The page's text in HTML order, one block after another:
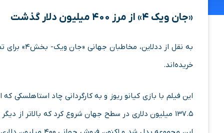
«جان ویک ۴» از مرز ۴۰۰ میلیون دلار گذشت
خریده‌اند.
این فیلم با بازی کیانو ریوز و به کارگردانی چاد استاهلسکی
۱۳۷.۵ میلیون دلاری در سطح جهان شروع کرد که بالاتر